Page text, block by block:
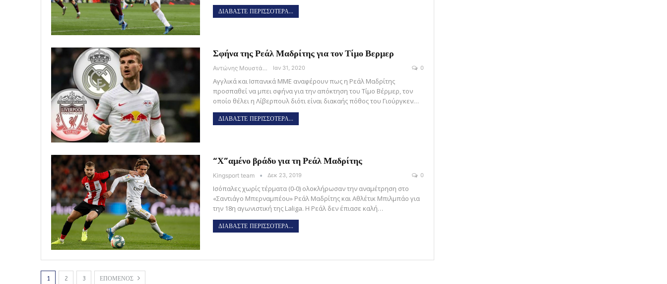
ΔΙΑΒΑΣΤΕ ΠΕΡΙΣΣΟΤΕΡΑ...
Σφήνα της Ρεάλ Μαδρίτης για τον Τίμο Βερμερ
Αντώνης Μουστάκας Ιαν 31, 2020 0
Αγγλικά και Ισπανικά ΜΜΕ αναφέρουν πως η Ρεάλ Μαδρίτης
προσπαθεί να μπει σφήνα για την απόκτηση του Τίμο Βέρμερ, τον
οποίο θέλει η Λίβερπουλ διότι είναι διακαής πόθος του Γιούργκεν…
ΔΙΑΒΑΣΤΕ ΠΕΡΙΣΣΟΤΕΡΑ...
“Χ”αμένο βράδυ για τη Ρεάλ Μαδρίτης
Kingsport team Δεκ 23, 2019 0
Ισόπαλες χωρίς τέρματα (0-0) ολοκλήρωσαν την αναμέτρηση στο
«Σαντιάγο Μπερναμπέου» Ρεάλ Μαδρίτης και Αθλέτικ Μπιλμπάο για
την 18η αγωνιστική της Laliga. Η Ρεάλ δεν έπιασε καλή…
ΔΙΑΒΑΣΤΕ ΠΕΡΙΣΣΟΤΕΡΑ...
1 2 3 ΕΠΟΜΕΝΟΣ